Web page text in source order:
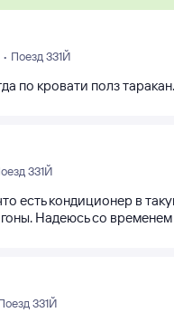
Поезд 331Й
по кровати полз
331Й
есть кондиционер в
Надеюсь со
331Й